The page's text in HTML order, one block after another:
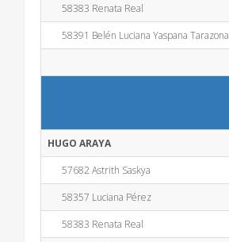
58383 Renata Real
58391 Belén Luciana Yaspana Tarazona
HUGO ARAYA
57682 Astrith Saskya
58357 Luciana Pérez
58383 Renata Real